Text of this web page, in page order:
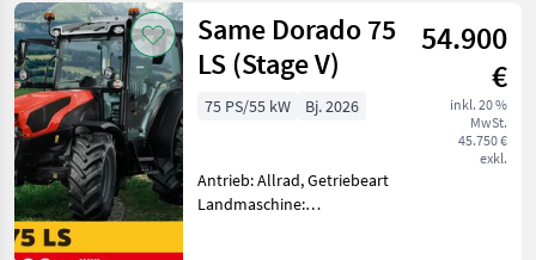
km/h: 40 km/h, Aufladung:
Tu
Same Dorado 75
LS (Stage V)
54.900
€
inkl. 20 %
MwSt.
45.750 €
exkl.
75 PS/55 kW Bj. 2026
Antrieb: Allrad, Getriebeart
Landmaschine: